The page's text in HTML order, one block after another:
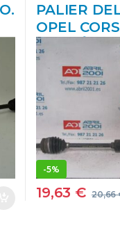
PALIER
OPEL
FURGÓN
W5L) 1.3
13 DT Z13DT
BLANCO
DERECHO
-5%
19,63 € 20,66